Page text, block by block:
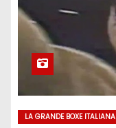
LA GRANDE BOXE ITALIANA